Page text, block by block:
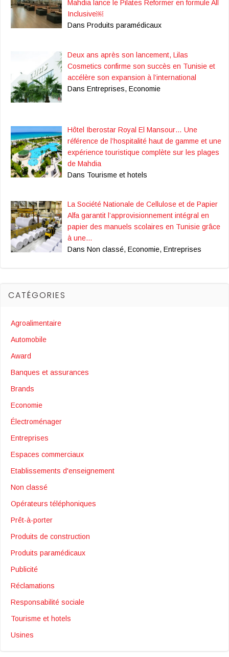
Mahdia lance le Pilates Reformer en formule All
Inclusive￼
Dans Produits paramédicaux
Deux ans après son lancement, Lilas
Cosmetics confirme son succès en Tunisie et
accélère son expansion à l’international
Dans Entreprises, Economie
Hôtel Iberostar Royal El Mansour… Une
référence de l’hospitalité haut de gamme et une
expérience touristique complète sur les plages
de Mahdia
Dans Tourisme et hotels
La Société Nationale de Cellulose et de Papier
Alfa garantit l’approvisionnement intégral en
papier des manuels scolaires en Tunisie grâce
à une…
Dans Non classé, Economie, Entreprises
CATÉGORIES
Agroalimentaire
Automobile
Award
Banques et assurances
Brands
Economie
Électroménager
Entreprises
Espaces commerciaux
Etablissements d'enseignement
Non classé
Opérateurs téléphoniques
Prêt-à-porter
Produits de construction
Produits paramédicaux
Publicité
Réclamations
Responsabilité sociale
Tourisme et hotels
Usines